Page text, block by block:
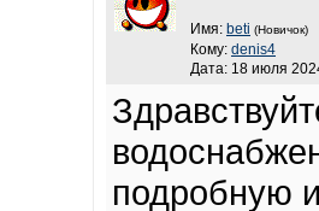
Имя: beti (Новичок)
Кому: denis4
Дата: 18 июля
подробную